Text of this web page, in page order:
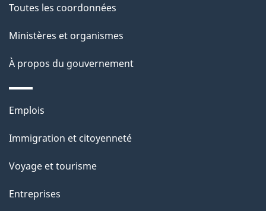
p
a
g
e
Toutes les coordonnées
Ministères et organismes
À propos du gouvernement
Thèmes
sujets
Emplois
Immigration et citoyenneté
Voyage et tourisme
Entreprises